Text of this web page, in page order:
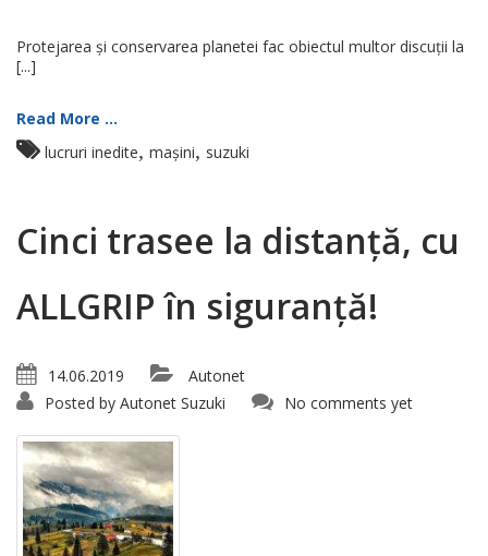
Protejarea și conservarea planetei fac obiectul multor discuții la
[...]
Read More ...
lucruri inedite, mașini, suzuki
Cinci trasee la distanță, cu
ALLGRIP în siguranță!
14.06.2019
Autonet
Posted by Autonet Suzuki No comments yet